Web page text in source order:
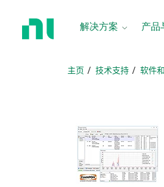
解决方案 产品
主页 技术支持 软件